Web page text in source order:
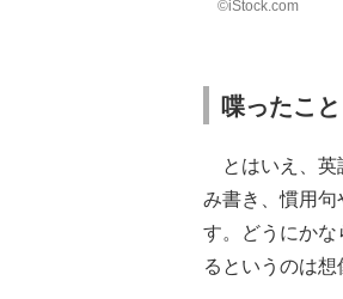
©iStock.com
喋ったこ
とはいえ、英
み書き、慣用
す。どうにかな
るというのは想